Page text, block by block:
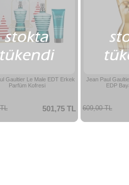
Gaultier Le Male EDT Erkek
Parfüm Kofresi
501,75 TL
Jean Paul
EDP
609,00 TL